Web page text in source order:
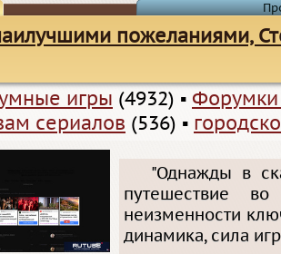
пожеланиями,
игры (4932) ▪
сериалов (536) ▪
"Однажды в
путешествие
неизменности
динамика, сила